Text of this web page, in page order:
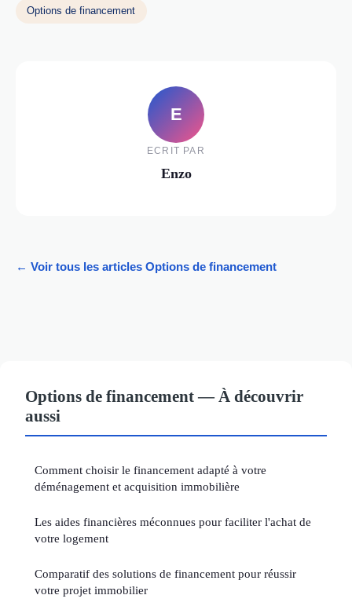
Options de financement
E
ECRIT PAR
Enzo
← Voir tous les articles Options de financement
Options de financement — À découvrir
aussi
Comment choisir le financement adapté à votre
déménagement et acquisition immobilière
Les aides financières méconnues pour faciliter l'achat de
votre logement
Comparatif des solutions de financement pour réussir
votre projet immobilier